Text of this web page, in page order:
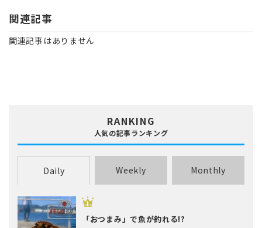
関連記事
関連記事はありません
RANKING
人気の記事ランキング
Daily Weekly Monthly
「おつまみ」で魚が釣れる!?